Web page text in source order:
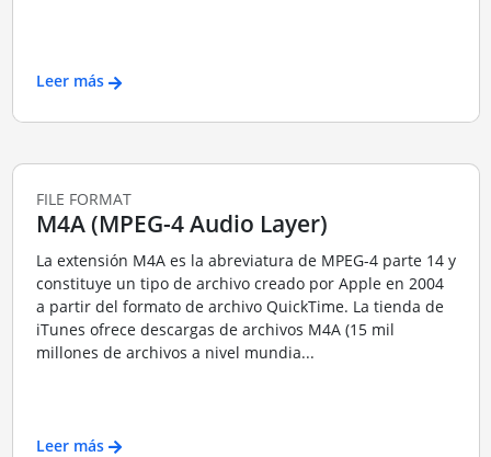
Leer más
FILE FORMAT
M4A (MPEG-4 Audio Layer)
La extensión M4A es la abreviatura de MPEG-4 parte 14 y
constituye un tipo de archivo creado por Apple en 2004
a partir del formato de archivo QuickTime. La tienda de
iTunes ofrece descargas de archivos M4A (15 mil
millones de archivos a nivel mundia...
Leer más